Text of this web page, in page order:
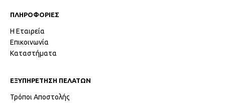
ΠΛΗΡΟΦΟΡΙΕΣ
Η Εταιρεία
Επικοινωνία
Καταστήματα
ΕΞΥΠΗΡΕΤΗΣΗ ΠΕΛΑΤΩΝ
Τρόποι Αποστολής